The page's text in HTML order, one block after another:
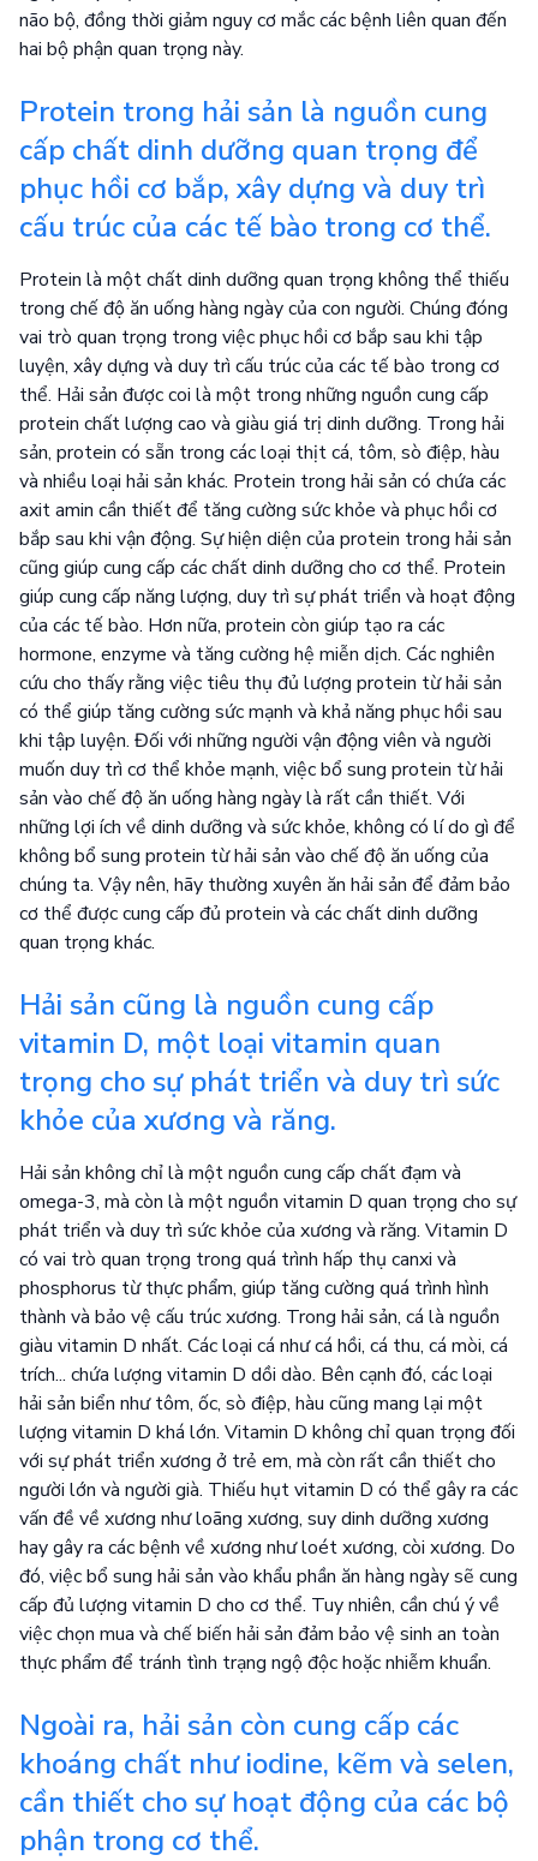
não bộ, đồng thời giảm nguy cơ mắc các bệnh liên quan đến
hai bộ phận quan trọng này.
Protein trong hải sản là nguồn cung
cấp chất dinh dưỡng quan trọng để
phục hồi cơ bắp, xây dựng và duy trì
cấu trúc của các tế bào trong cơ thể.
Protein là một chất dinh dưỡng quan trọng không thể thiếu
trong chế độ ăn uống hàng ngày của con người. Chúng đóng
vai trò quan trọng trong việc phục hồi cơ bắp sau khi tập
luyện, xây dựng và duy trì cấu trúc của các tế bào trong cơ
thể. Hải sản được coi là một trong những nguồn cung cấp
protein chất lượng cao và giàu giá trị dinh dưỡng. Trong hải
sản, protein có sẵn trong các loại thịt cá, tôm, sò điệp, hàu
và nhiều loại hải sản khác. Protein trong hải sản có chứa các
axit amin cần thiết để tăng cường sức khỏe và phục hồi cơ
bắp sau khi vận động. Sự hiện diện của protein trong hải sản
cũng giúp cung cấp các chất dinh dưỡng cho cơ thể. Protein
giúp cung cấp năng lượng, duy trì sự phát triển và hoạt động
của các tế bào. Hơn nữa, protein còn giúp tạo ra các
hormone, enzyme và tăng cường hệ miễn dịch. Các nghiên
cứu cho thấy rằng việc tiêu thụ đủ lượng protein từ hải sản
có thể giúp tăng cường sức mạnh và khả năng phục hồi sau
khi tập luyện. Đối với những người vận động viên và người
muốn duy trì cơ thể khỏe mạnh, việc bổ sung protein từ hải
sản vào chế độ ăn uống hàng ngày là rất cần thiết. Với
những lợi ích về dinh dưỡng và sức khỏe, không có lí do gì để
không bổ sung protein từ hải sản vào chế độ ăn uống của
chúng ta. Vậy nên, hãy thường xuyên ăn hải sản để đảm bảo
cơ thể được cung cấp đủ protein và các chất dinh dưỡng
quan trọng khác.
Hải sản cũng là nguồn cung cấp
vitamin D, một loại vitamin quan
trọng cho sự phát triển và duy trì sức
khỏe của xương và răng.
Hải sản không chỉ là một nguồn cung cấp chất đạm và
omega-3, mà còn là một nguồn vitamin D quan trọng cho sự
phát triển và duy trì sức khỏe của xương và răng. Vitamin D
có vai trò quan trọng trong quá trình hấp thụ canxi và
phosphorus từ thực phẩm, giúp tăng cường quá trình hình
thành và bảo vệ cấu trúc xương. Trong hải sản, cá là nguồn
giàu vitamin D nhất. Các loại cá như cá hồi, cá thu, cá mòi, cá
trích... chứa lượng vitamin D dồi dào. Bên cạnh đó, các loại
hải sản biển như tôm, ốc, sò điệp, hàu cũng mang lại một
lượng vitamin D khá lớn. Vitamin D không chỉ quan trọng đối
với sự phát triển xương ở trẻ em, mà còn rất cần thiết cho
người lớn và người già. Thiếu hụt vitamin D có thể gây ra các
vấn đề về xương như loãng xương, suy dinh dưỡng xương
hay gây ra các bệnh về xương như loét xương, còi xương. Do
đó, việc bổ sung hải sản vào khẩu phần ăn hàng ngày sẽ cung
cấp đủ lượng vitamin D cho cơ thể. Tuy nhiên, cần chú ý về
việc chọn mua và chế biến hải sản đảm bảo vệ sinh an toàn
thực phẩm để tránh tình trạng ngộ độc hoặc nhiễm khuẩn.
Ngoài ra, hải sản còn cung cấp các
khoáng chất như iodine, kẽm và selen,
cần thiết cho sự hoạt động của các bộ
phận trong cơ thể.